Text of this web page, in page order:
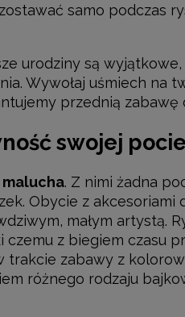
samo podczas
urodziny są
Wywołaj uśmiech na
przednią zabawę
swojej
. Z nimi żadna
Obycie z akcesoriami
małym artystą.
z biegiem czasu
zabawy z
różnego rodzaju